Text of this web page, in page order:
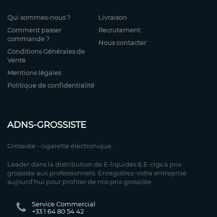
Qui sommes-nous ?
Comment passer
commande ?
Conditions Générales de
Vente
Mentions légales
Politique de confidentialité
Livraison
Recrutement
Nous contacter
ADNS-GROSSISTE
Grossiste - cigarette électronique.
Leader dans la distribution de E-liquides & E-cigs à prix
grossiste aux professionnels. Enregistrez-votre entreprise
aujourd'hui pour profiter de nos prix grossiste.
Service Commercial
+33 1 64 80 54 42